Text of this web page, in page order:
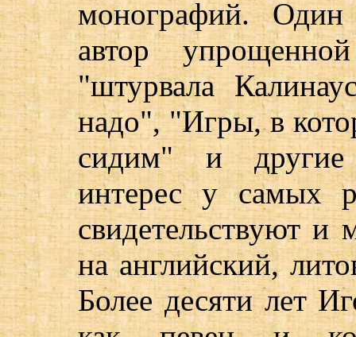
монографий.
автор
"штурвала
надо", "Игры, в
сидим" и другие
интерес у самых
свидетельствуют и
на английский,
Более десяти лет